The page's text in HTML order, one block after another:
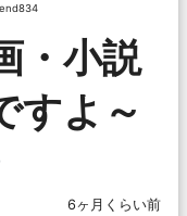
・小説
すよ～
6ヶ月くらい前